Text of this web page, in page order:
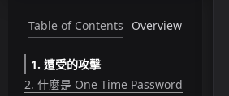
Table of Contents Overview
1. 遭受的攻擊
2. 什麼是 One Time Password